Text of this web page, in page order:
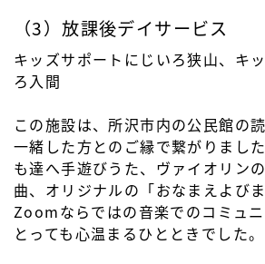
（3）放課後デイサービス
キッズサポートにじいろ狭山、キ
ろ入間
この施設は、所沢市内の公民館の
一緒した方とのご縁で繋がりまし
も達へ手遊びうた、ヴァイオリン
曲、オリジナルの「おなまえよびま
Zoomならではの音楽でのコミュ
とっても心温まるひとときでした。